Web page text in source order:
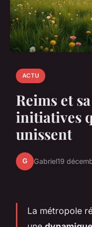
ACTU
Reims et
initiatives
unissent
G Gabriel19
La métropole